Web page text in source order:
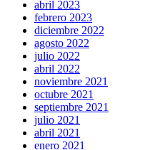
abril 2023
febrero 2023
diciembre 2022
agosto 2022
julio 2022
abril 2022
noviembre 2021
octubre 2021
septiembre 2021
julio 2021
abril 2021
enero 2021